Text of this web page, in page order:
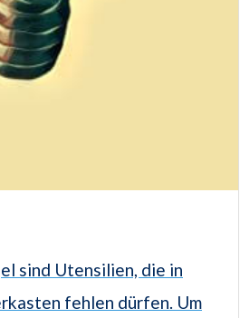
sind Utensilien, die in
fehlen dürfen. Um